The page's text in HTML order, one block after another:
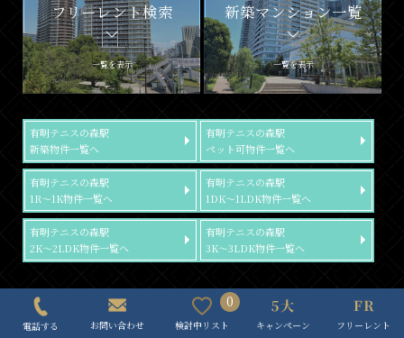
フリーレント検索
一覧を表示
新築マンション一覧
一覧を表示
有明テニスの森駅
新築物件一覧へ
有明テニスの森駅
ペット可物件一覧へ
有明テニスの森駅
1R～1K物件一覧へ
有明テニスの森駅
1DK～1LDK物件一覧へ
有明テニスの森駅
2K～2LDK物件一覧へ
有明テニスの森駅
3K～3LDK物件一覧へ
おすすめ物件情報
電話する お問い合わせ
0
検討中リスト キャンペーン フリーレント